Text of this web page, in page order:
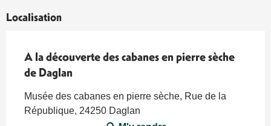
Localisation
A la découverte des cabanes en pierre sèche
de Daglan
Musée des cabanes en pierre sèche, Rue de la
République, 24250 Daglan